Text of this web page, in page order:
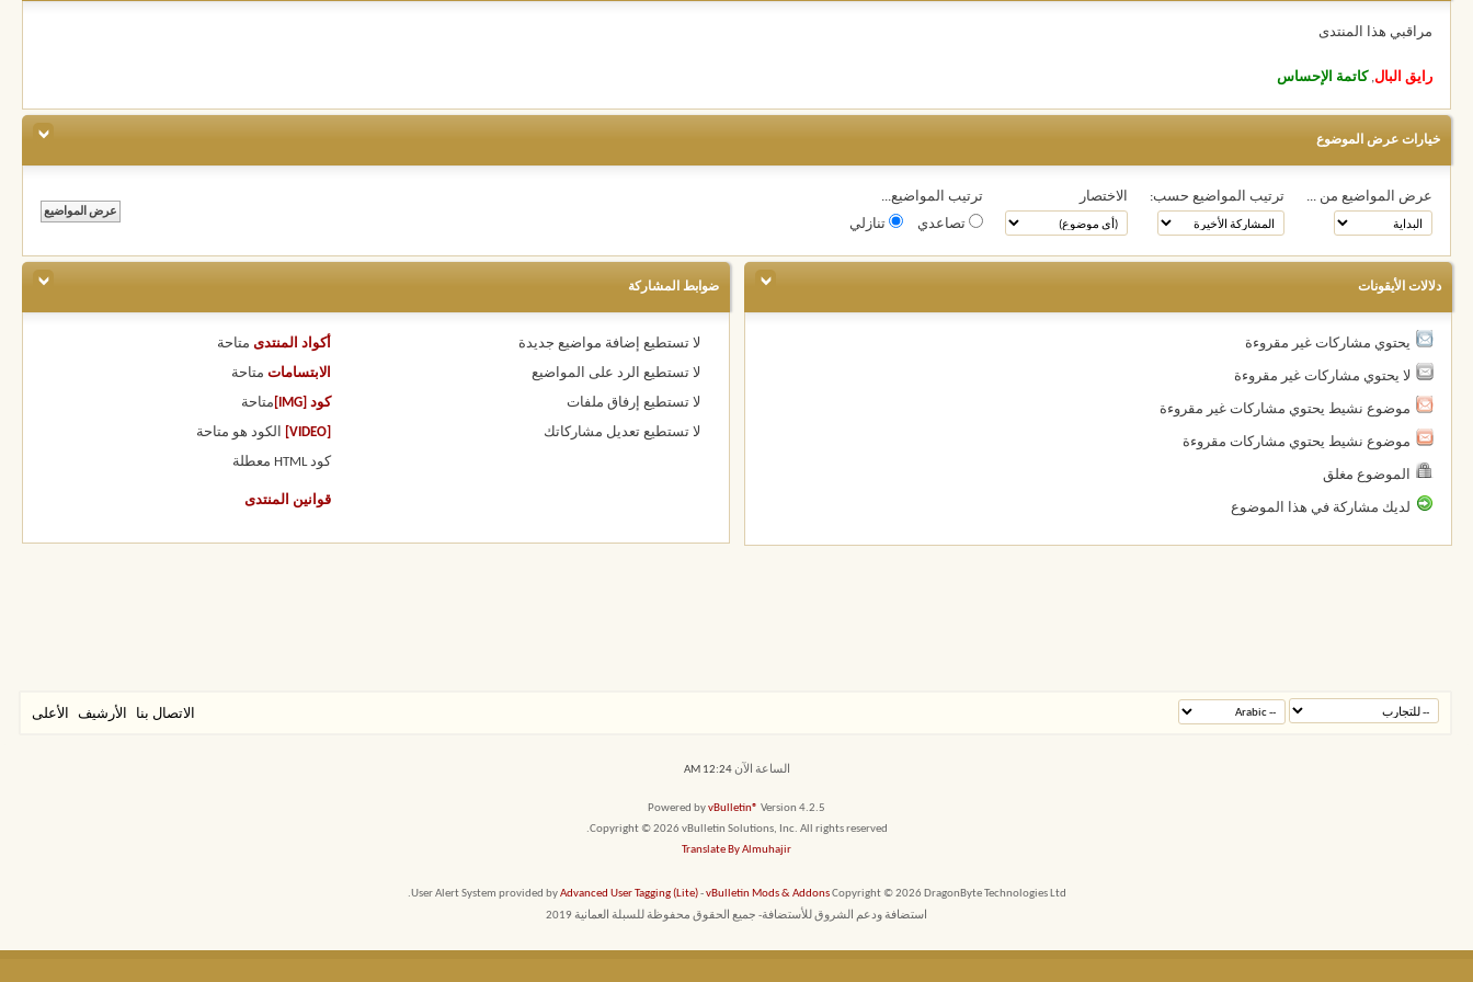
مراقبي هذا المنتدى
رايق البال, كاتمة الإحساس
خيارات عرض الموضوع
عرض المواضيع من ... ترتيب المواضيع حسب: الاختصار
ترتيب المواضيع...
تصاعدي
تنازلي
دلالات الأيقونات
يحتوي مشاركات غير مقروءة
لا يحتوي مشاركات غير مقروءة
موضوع نشيط يحتوي مشاركات غير مقروءة
موضوع نشيط يحتوي مشاركات مقروءة
الموضوع مغلق
لديك مشاركة في هذا الموضوع
ضوابط المشاركة
لا تستطيع إضافة مواضيع جديدة
لا تستطيع الرد على المواضيع
لا تستطيع إرفاق ملفات
لا تستطيع تعديل مشاركاتك
أكواد المنتدى متاحة
الابتسامات متاحة
كود [IMG] متاحة
[VIDEO] الكود هو متاحة
كود HTML معطلة
قوانين المنتدى
الاتصال بنا الأرشيف الأعلى
الساعة الآن12:24 AM
Powered byvBulletin® Version 4.2.5
Copyright © 2026 vBulletin Solutions, Inc. All rights reserved.
Translate By Almuhajir
User Alert System provided byAdvanced User Tagging (Lite)-vBulletin Mods & AddonsCopyright © 2026 DragonByte Technologies Ltd.
استضافة ودعم الشروق للأستضافة- جميع الحقوق محفوظة للسبلة العمانية 2019